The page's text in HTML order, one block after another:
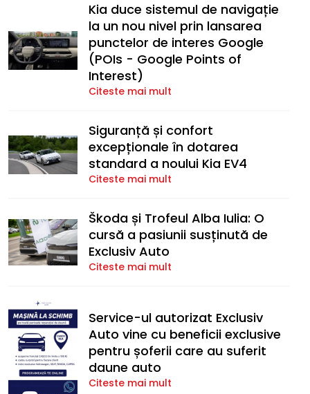
Kia duce sistemul de navigație
la un nou nivel prin lansarea
punctelor de interes Google
(POIs - Google Points of
Interest)
Citeste mai mult
Siguranță și confort
excepționale în dotarea
standard a noului Kia EV4
Citeste mai mult
Škoda și Trofeul Alba Iulia: O
cursă a pasiunii susținută de
Exclusiv Auto
Citeste mai mult
Service-ul autorizat Exclusiv
Auto vine cu beneficii exclusive
pentru șoferii care au suferit
daune auto
Citeste mai mult